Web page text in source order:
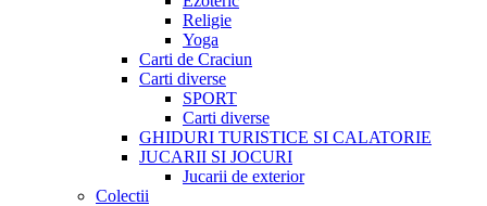
Religie
Yoga
Carti de Craciun
Carti diverse
SPORT
Carti diverse
GHIDURI TURISTICE SI CALATORIE
JUCARII SI JOCURI
Jucarii de exterior
Colectii